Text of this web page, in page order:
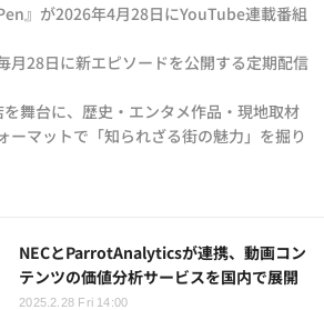
』が2026年4月28日にYouTube連載番組
月28日に新エピソードを公開する定期配信
を舞台に、歴史・エンタメ作品・現地取材
ーマットで「知られざる街の魅力」を掘り
NECとParrotAnalyticsが連携、動画コン
テンツの価値分析サービスを国内で展開
2025.2.28 Fri 14:00